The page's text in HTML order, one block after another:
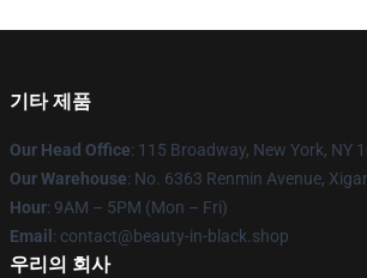
기타 제품
Our Head Office: 115 Broadway, New York, NY
Our Warehouse: No. 6363 Renmin Avenue,
Hour: 9AM – 5PM (Mon – Fri)
Email : contact@beauty-in-black.shop
우리의 회사